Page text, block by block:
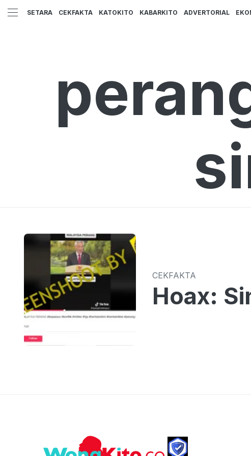
SETARA CEKFAKTA KATOKITO KABARKITO ADVERTORIAL
CEKFAKTA
Hoax: